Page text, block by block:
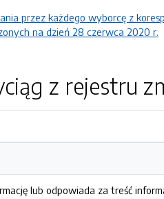
przez każdego wyborcę z
na dzień 28 czerwca 2020 r.
z rejestru
lub odpowiada za treść